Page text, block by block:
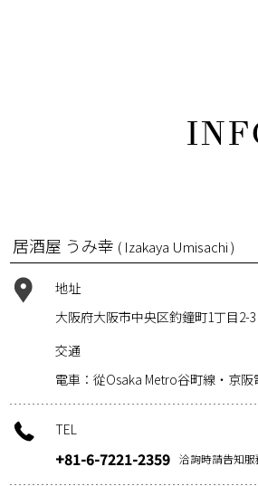
居酒屋 うみ幸 ( Izakaya Umisachi )
地址
大阪府大阪市中央区釣鐘町1丁目2-
交通
電車：從Osaka Metro谷町線・京
TEL
+81-6-7221-2359 洽詢時請告知